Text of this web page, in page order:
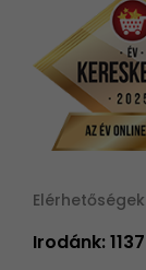
Elérhetőségek
Irodánk: